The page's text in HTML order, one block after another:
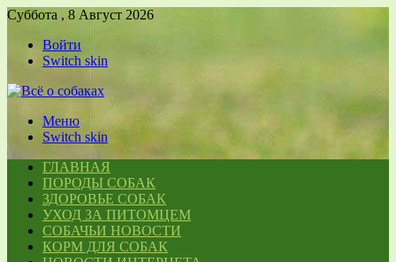
Суббота , 8 Август 2026
Войти
Switch skin
Меню
Switch skin
ГЛАВНАЯ
ПОРОДЫ СОБАК
ЗДОРОВЬЕ СОБАК
УХОД ЗА ПИТОМЦЕМ
СОБАЧЬИ НОВОСТИ
КОРМ ДЛЯ СОБАК